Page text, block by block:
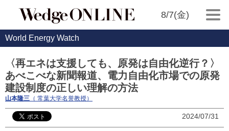
8/7(金)
World Energy Watch
〈再エネは支援しても、原発は自由化逆行？〉
あべこべな新聞報道、電力自由化市場での原発
建設制度の正しい理解の方法
山本隆三 （ 常葉大学名誉教授）
2024/07/31